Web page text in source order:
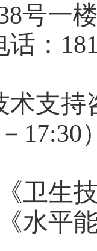
号一
：
术支持
17:30
《卫生
《水平